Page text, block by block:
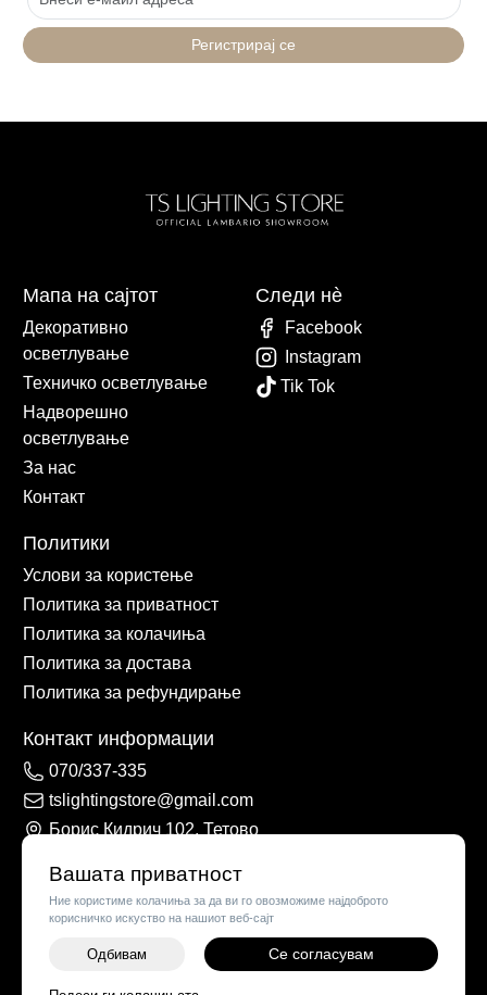
Вашата приватност
Ние користиме колачиња за да ви го овозможиме најдоброто
корисничко искуство на нашиот веб-сајт
Одбивам Се согласувам +
Регистрирај се
Мапа на сајтот
Декоративно
осветлување
Техничко осветлување
Надворешно
осветлување
За нас
Контакт
Политики
Услови за користење
Политика за приватност
Политика за колачиња
Политика за достава
Политика за рефундирање
Контакт информации
070/337-335
tslightingstore@gmail.com
Борис Кидрич 102, Тетово
Следи нè
Facebook
Instagram
Tik Tok